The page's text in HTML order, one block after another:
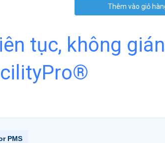
Thêm vào giỏ
tục, không
PMS